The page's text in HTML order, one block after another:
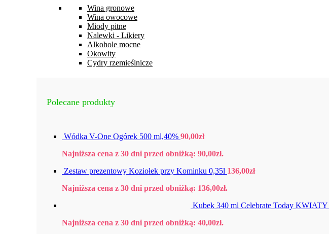
Wina gronowe
Wina owocowe
Miody pitne
Nalewki - Likiery
Alkohole mocne
Okowity
Cydry rzemieślnicze
Polecane produkty
Wódka V-One Ogórek 500 ml,40% 90,00zł
Najniższa cena z 30 dni przed obniżką: 90,00zł.
Zestaw prezentowy Koziołek przy Kominku 0,35l 136,00zł
Najniższa cena z 30 dni przed obniżką: 136,00zł.
Kubek 340 ml Celebrate Today KWIATY
Najniższa cena z 30 dni przed obniżką: 40,00zł.